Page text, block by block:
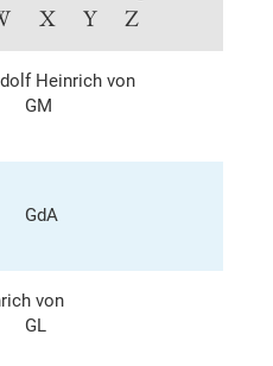
X Y Z
Heinrich von
GM
GdA
von
GL